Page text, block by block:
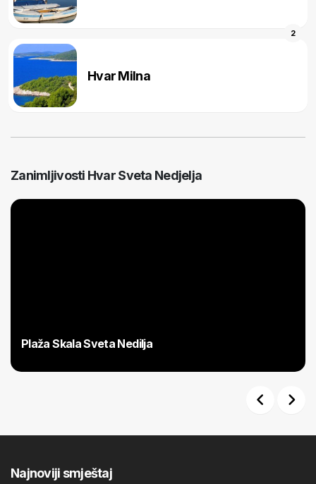
Hvar Milna
2
Zanimljivosti Hvar Sveta Nedjelja
Plaža Skala Sveta Nedilja
Najnoviji smještaj